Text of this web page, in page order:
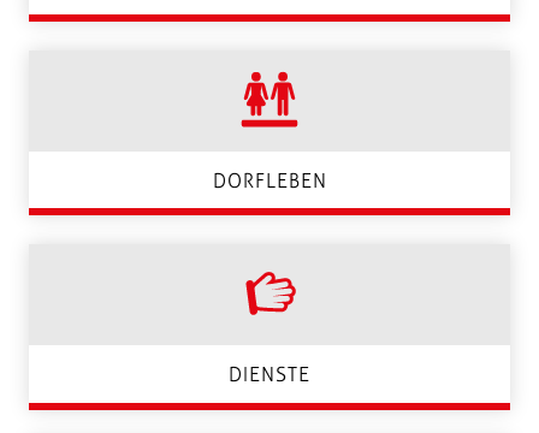
DORFLEBEN
DIENSTE